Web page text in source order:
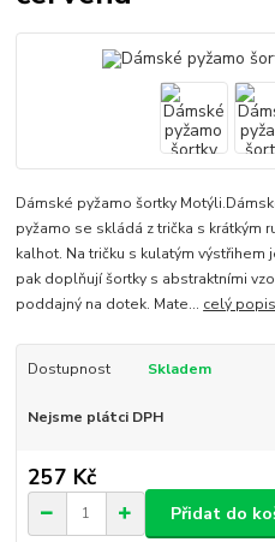
Dámské pyžamo šortky
pyžamo se skládá z trička s krátkým
kalhot. Na tričku s kulatým
pak doplňují šortky s abstraktními
poddajný na dotek. Mate... celý popis
Dostupnost Skladem
Nejsme plátci DPH
257 Kč
Přidat do